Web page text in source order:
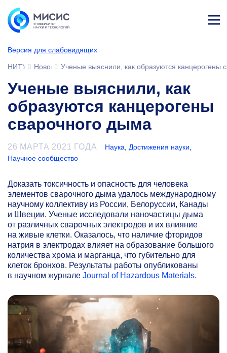
Версия для слабовидящих
ине
НИТУ МИСИС
НовостиУченые выяснили, как образуются канцерогены
Ученые выяснили, как
образуются канцерогены
сварочного дыма
26 МАРТА 2021 ГОДА Наука Достижения науки
Научное сообщество
Доказать токсичность и опасность для человека
элементов сварочного дыма удалось международному
научному коллективу из России, Белоруссии, Канады
и Швеции. Ученые исследовали наночастицы дыма
от различных сварочных электродов и их влияние
на живые клетки. Оказалось, что наличие фторидов
натрия в электродах влияет на образование большого
количества хрома и марганца, что губительно для
клеток бронхов. Результаты работы опубликованы
в научном журнале Journal of Hazardous Materials.